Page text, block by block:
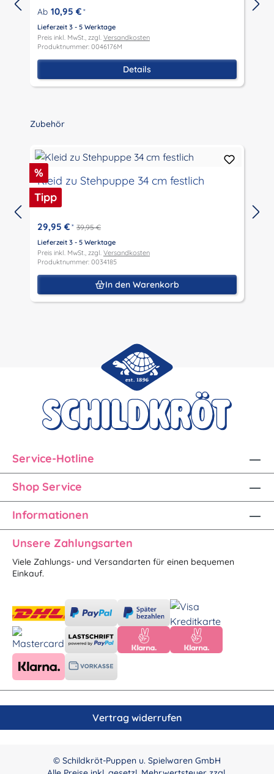
Ab 10,95 € *
Lieferzeit 3 - 5 Werktage
Preis inkl. MwSt., zzgl. Versandkosten
Produktnummer: 0046176M
Details
Produktgalerie überspringen
Zubehör
Rabatt
%
Tipp
Kleid zu Stehpuppe 34 cm festlich
29,95 € * 39,95 €
Lieferzeit 3 - 5 Werktage
Preis inkl. MwSt., zzgl. Versandkosten
Produktnummer: 0034185
In den Warenkorb
Service-Hotline
Shop Service
Informationen
Unsere Zahlungsarten
Viele Zahlungs- und Versandarten für einen bequemen
Einkauf.
Vertrag widerrufen
© Schildkröt-Puppen u. Spielwaren GmbH